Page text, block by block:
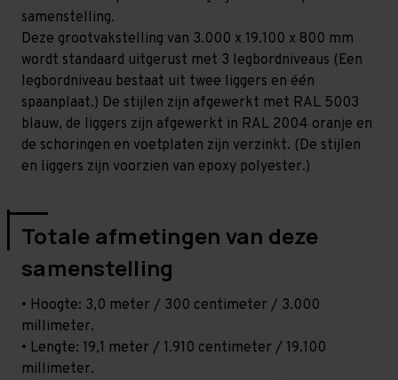
samenstelling.
Deze grootvakstelling van 3.000 x 19.100 x 800 mm
wordt standaard uitgerust met 3 legbordniveaus (Een
legbordniveau bestaat uit twee liggers en één
spaanplaat.) De stijlen zijn afgewerkt met RAL 5003
blauw, de liggers zijn afgewerkt in RAL 2004 oranje en
de schoringen en voetplaten zijn verzinkt. (De stijlen
en liggers zijn voorzien van epoxy polyester.)
Totale afmetingen van deze
samenstelling
• Hoogte: 3,0 meter / 300 centimeter / 3.000
millimeter.
• Lengte: 19,1 meter / 1.910 centimeter / 19.100
millimeter.